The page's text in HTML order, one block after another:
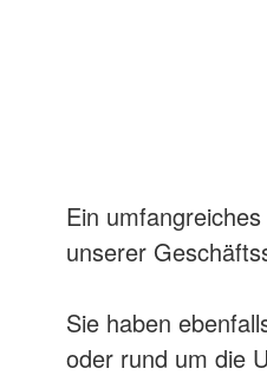
Ein
unserer
Sie haben
oder rund um die